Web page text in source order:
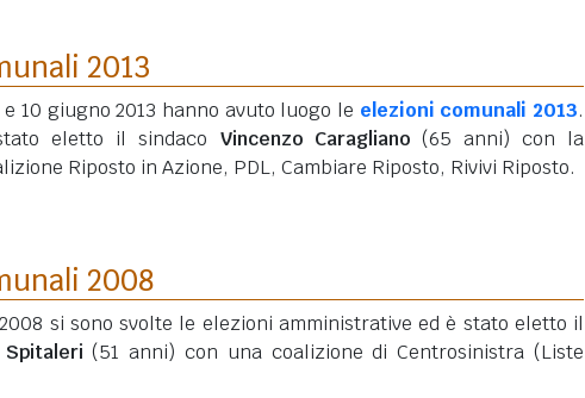
2013
e 10 giugno 2013 hanno avuto luogo le elezioni comunali 2013.
eletto il sindaco Vincenzo Caragliano (65 anni) con la
Riposto in Azione, PDL, Cambiare Riposto, Rivivi Riposto.
2008
si sono svolte le elezioni amministrative ed è stato eletto il
Spitaleri (51 anni) con una coalizione di Centrosinistra (Liste